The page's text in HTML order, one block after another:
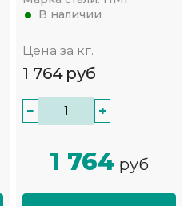
В наличии
Цена за кг.
1 764 руб
− +
1 764 руб